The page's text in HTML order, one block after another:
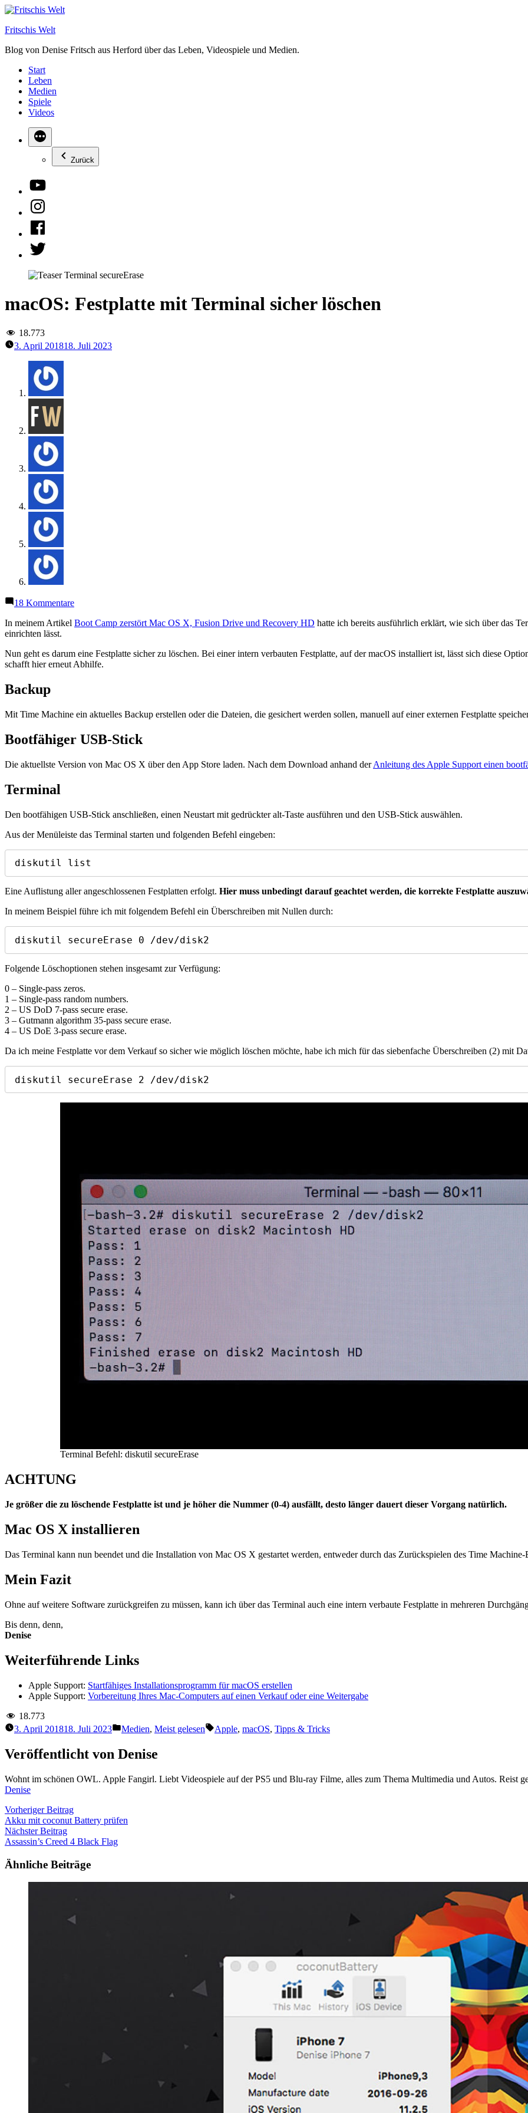
Zum
springen
Fritschis Welt
Blog von Denise Fritsch aus Herford über das Leben, Videospiele und Medien.
Start
Leben
Medien
Spiele
Videos
Zurück
YouTube
Instagram
Facebook
Twitter
macOS: Festplatte mit Terminal sicher löschen
18.773
3. April 201818. Juli 2023
18 Kommentarezu
Festplatte
sicher
löschen
In meinem Artikel Boot Camp zerstört Mac OS X, Fusion Drive und Recovery HD hatte ich bereits ausführlich erklärt, wie sich über das
einrichten lässt.
Nun geht es darum eine Festplatte sicher zu löschen. Bei einer intern verbauten Festplatte, auf der macOS installiert ist, lässt sich diese
schafft hier erneut Abhilfe.
Backup
Mit Time Machine ein aktuelles Backup erstellen oder die Dateien, die gesichert werden sollen, manuell auf einer externen Festplatte
Bootfähiger USB-Stick
Die aktuellste Version von Mac OS X über den App Store laden. Nach dem Download anhand derAnleitung des Apple Support einen
Terminal
Den bootfähigen USB-Stick anschließen, einen Neustart mit gedrückter alt-Taste ausführen und den USB-Stick auswählen.
Aus der Menüleiste das Terminal starten und folgenden Befehl eingeben:
diskutil list
Eine Auflistung aller angeschlossenen Festplatten erfolgt. Hier muss unbedingt darauf geachtet werden, die korrekte Festplatte
In meinem Beispiel führe ich mit folgendem Befehl ein Überschreiben mit Nullen durch:
diskutil secureErase 0 /dev/disk2
Folgende Löschoptionen stehen insgesamt zur Verfügung:
0 – Single-pass zeros.
1 – Single-pass random numbers.
2 – US DoD 7-pass secure erase.
3 – Gutmann algorithm 35-pass secure erase.
4 – US DoE 3-pass secure erase.
Da ich meine Festplatte vor dem Verkauf so sicher wie möglich löschen möchte, habe ich mich für das siebenfache Überschreiben (2) mit
diskutil secureErase 2 /dev/disk2
Terminal Befehl: diskutil secureErase
ACHTUNG
Je größer die zu löschende Festplatte ist und je höher die Nummer (0-4) ausfällt, desto länger dauert dieser Vorgang natürlich.
Mac OS X installieren
Das Terminal kann nun beendet und die Installation von Mac OS X gestartet werden, entweder durch das Zurückspielen des Time
Mein Fazit
Ohne auf weitere Software zurückgreifen zu müssen, kann ich über das Terminal auch eine intern verbaute Festplatte in mehreren
Bis denn, denn,
Denise
Weiterführende Links
Apple Support: Startfähiges Installationsprogramm für macOS erstellen
Apple Support: Vorbereitung Ihres Mac-Computers auf einen Verkauf oder eine Weitergabe
18.773
3. April 201818. Juli 2023
Veröffentlicht
Medien, Meist gelesen Schlagwörter:
Apple, macOS, Tipps & Tricks
Veröffentlicht von Denise
Wohnt im schönen OWL. Apple Fangirl. Liebt Videospiele auf der PS5 und Blu-ray Filme, alles zum Thema Multimedia und Autos. Reist
Denise
Beitragsnavigation
Vorheriger BeitragVorheriger
Beitrag:
Akku mit coconut Battery prüfen
Nächster BeitragNächster
Beitrag:
Assassin’s Creed 4 Black Flag
Ähnliche Beiträge